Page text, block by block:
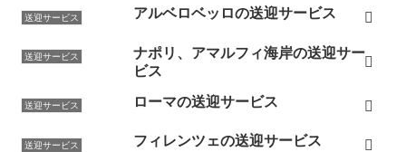
送迎サービス アルベロベッロの送迎サービス
送迎サービス
ナポリ、アマルフィ海岸の送迎サー
ビス
送迎サービス ローマの送迎サービス
送迎サービス フィレンツェの送迎サービス